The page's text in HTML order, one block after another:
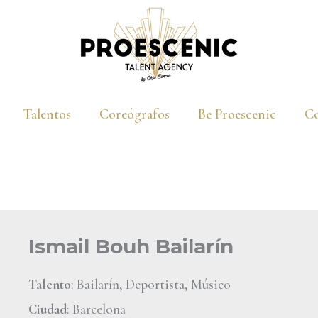
Talentos Coreógrafos Be Proescenic
Ismail Bouh Bailarín
Talento: Bailarín, Deportista, Músico
Ciudad: Barcelona